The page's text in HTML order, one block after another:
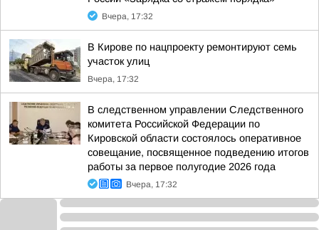
Вчера, 17:32
В Кирове по нацпроекту ремонтируют семь
участок улиц
Вчера, 17:32
В следственном управлении Следственного
комитета Российской Федерации по
Кировской области состоялось оперативное
совещание, посвященное подведению итогов
работы за первое полугодие 2026 года
Вчера, 17:32